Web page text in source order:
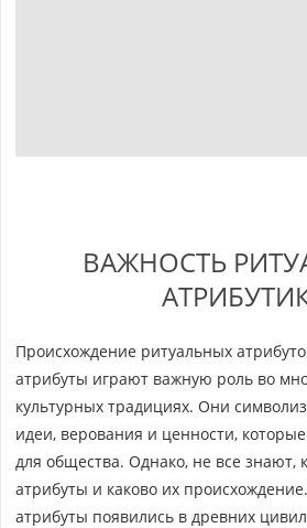
ВАЖНОСТЬ
Происхождение ритуальных
атрибуты играют важную роль во
культурных традициях. Они
идеи, верования и ценности,
для общества. Однако, не все знают,
атрибуты и каково их
атрибуты появились в древних